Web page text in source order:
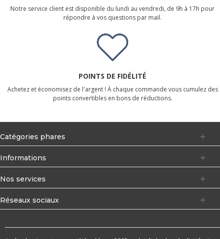
Notre service client est disponible du lundi au vendredi, de 9h à 17h pour
répondre à vos questions par mail.
POINTS DE FIDÉLITÉ
Achetez et économisez de l'argent ! À chaque commande vous cumulez des
points convertibles en bons de réductions.
Catégories phares
Informations
Nos services
Réseaux sociaux